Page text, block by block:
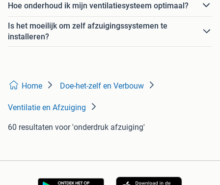
Hoe onderhoud ik mijn ventilatiesysteem optimaal?
Is het moeilijk om zelf afzuigingssystemen te
installeren?
Home Doe-het-zelf en Verbouw
Ventilatie en Afzuiging
60 resultaten voor 'onderdruk afzuiging'